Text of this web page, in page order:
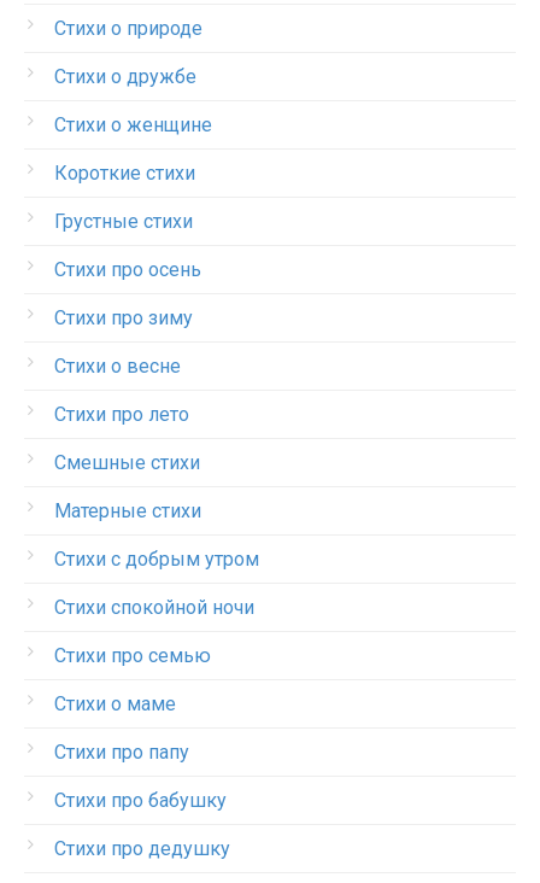
Стихи о природе
Стихи о дружбе
Стихи о женщине
Короткие стихи
Грустные стихи
Стихи про осень
Стихи про зиму
Стихи о весне
Стихи про лето
Смешные стихи
Матерные стихи
Стихи с добрым утром
Стихи спокойной ночи
Стихи про семью
Стихи о маме
Стихи про папу
Стихи про бабушку
Стихи про дедушку